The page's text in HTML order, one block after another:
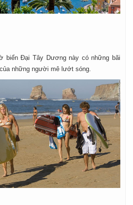
biển Đại Tây Dương này có những bãi
những người mê lướt sóng.